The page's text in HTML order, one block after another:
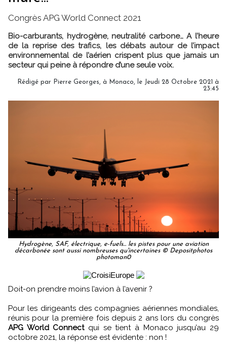
Congrès APG World Connect 2021
Bio-carburants, hydrogène, neutralité carbone… A l’heure
de la reprise des trafics, les débats autour de l’impact
environnemental de l’aérien crispent plus que jamais un
secteur qui peine à répondre d’une seule voix.
Rédigé par Pierre Georges, à Monaco, le Jeudi 28 Octobre 2021 à
23:45
Hydrogène, SAF, électrique, e-fuels... les pistes pour une aviation
décarbonée sont aussi nombreuses qu'incertaines © Depositphotos
photoman0
Doit-on prendre moins l’avion à l’avenir ?
Pour les dirigeants des compagnies aériennes mondiales,
réunis pour la première fois depuis 2 ans lors du congrès
APG World Connectqui se tient à Monaco jusqu’au 29
octobre 2021, la réponse est évidente : non !